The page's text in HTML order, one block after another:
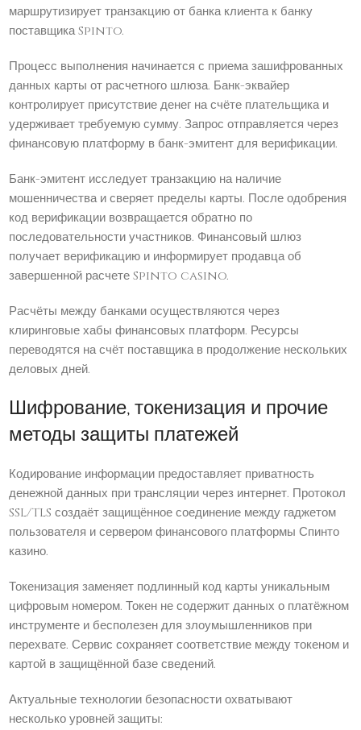
маршрутизирует транзакцию от банка клиента к банку
поставщика Spinto.
Процесс выполнения начинается с приема зашифрованных
данных карты от расчетного шлюза. Банк-эквайер
контролирует присутствие денег на счёте плательщика и
удерживает требуемую сумму. Запрос отправляется через
финансовую платформу в банк-эмитент для верификации.
Банк-эмитент исследует транзакцию на наличие
мошенничества и сверяет пределы карты. После одобрения
код верификации возвращается обратно по
последовательности участников. Финансовый шлюз
получает верификацию и информирует продавца об
завершенной расчете Spinto casino.
Расчёты между банками осуществляются через
клиринговые хабы финансовых платформ. Ресурсы
переводятся на счёт поставщика в продолжение нескольких
деловых дней.
Шифрование, токенизация и прочие
методы защиты платежей
Кодирование информации предоставляет приватность
денежной данных при трансляции через интернет. Протокол
SSL/TLS создаёт защищённое соединение между гаджетом
пользователя и сервером финансового платформы Спинто
казино.
Токенизация заменяет подлинный код карты уникальным
цифровым номером. Токен не содержит данных о платёжном
инструменте и бесполезен для злоумышленников при
перехвате. Сервис сохраняет соответствие между токеном и
картой в защищённой базе сведений.
Актуальные технологии безопасности охватывают
несколько уровней защиты: